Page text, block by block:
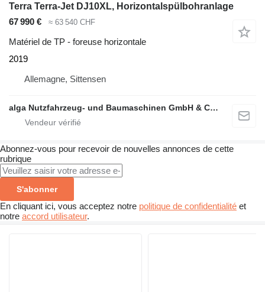
Terra Terra-Jet DJ10XL, Horizontalspülbohranlage
67 990 €
≈ 63 540 CHF
Matériel de TP - foreuse horizontale
2019
Allemagne, Sittensen
alga Nutzfahrzeug- und Baumaschinen GmbH & Co. KG
Abonnez-vous pour recevoir de nouvelles annonces de cette
rubrique
S'abonner
En cliquant ici, vous acceptez notre politique de confidentialité et
notre accord utilisateur.